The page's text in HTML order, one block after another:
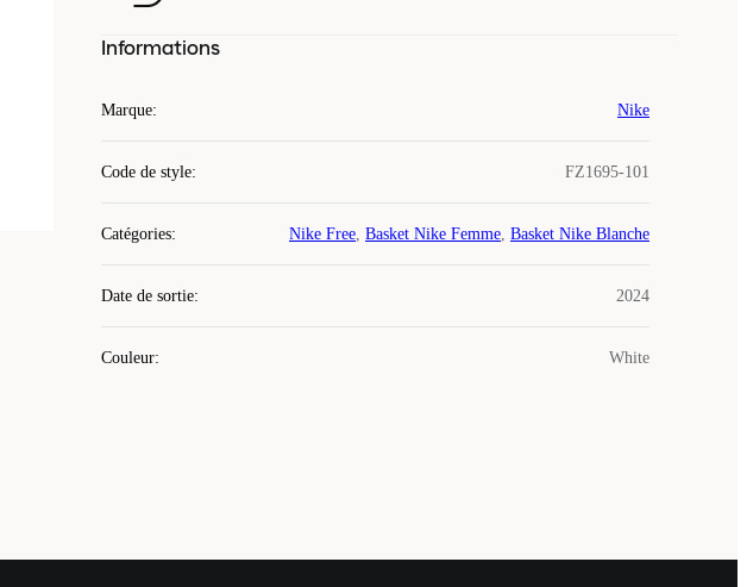
Informations
Marque: Nike
Code de style: FZ1695-101
Catégories: Nike Free, Basket Nike Femme, Basket Nike Blanche
Date de sortie: 2024
Couleur: White